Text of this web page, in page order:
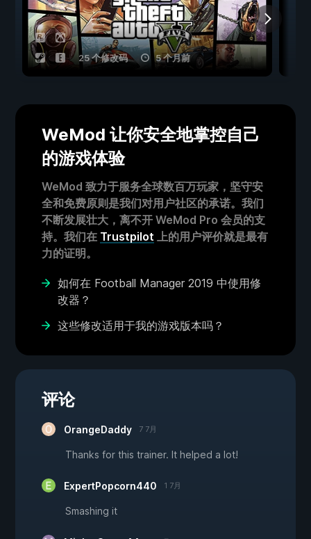
25 个修改码 5 个月前
WeMod 让你安全地掌控自己
的游戏体验
WeMod 致力于服务全球数百万玩家，坚守安
全和免费原则是我们对用户社区的承诺。我们
不断发展壮大，离不开 WeMod Pro 会员的支
持。我们在 Trustpilot 上的用户评价就是最有
力的证明。
如何在 Football Manager 2019 中使用修
改器？
这些修改适用于我的游戏版本吗？
评论
OrangeDaddy 7 7月
Thanks for this trainer. It helped a lot!
ExpertPopcorn440 1 7月
Smashing it